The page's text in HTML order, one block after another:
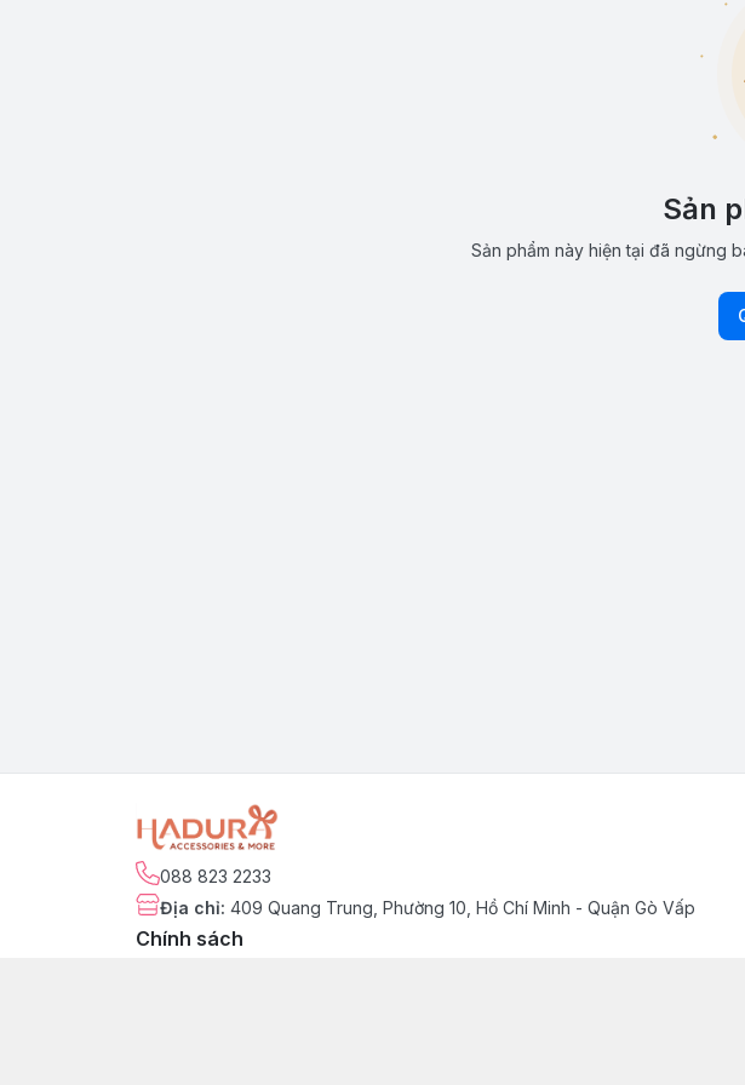
Sản
Sản phẩm này hiện tại đã ngừng
088 823 2233
Địa chỉ: 409 Quang Trung, Phường 10, Hồ Chí Minh - Quận Gò Vấp
Chính sách